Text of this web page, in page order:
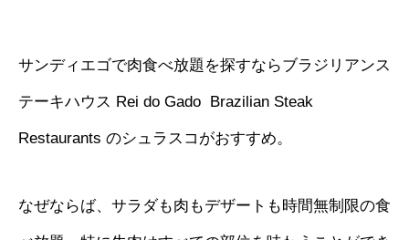
サンディエゴで肉食べ放題を探すならブラジリアンス
テーキハウス Rei do Gado Brazilian Steak
Restaurants のシュラスコがおすすめ。
なぜならば、サラダも肉もデザートも時間無制限の食